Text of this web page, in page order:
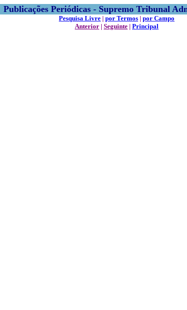
Publicações Periódicas - Supremo Tribunal
Pesquisa Livre | por Termos | por Campo
Anterior | Seguinte | Principal